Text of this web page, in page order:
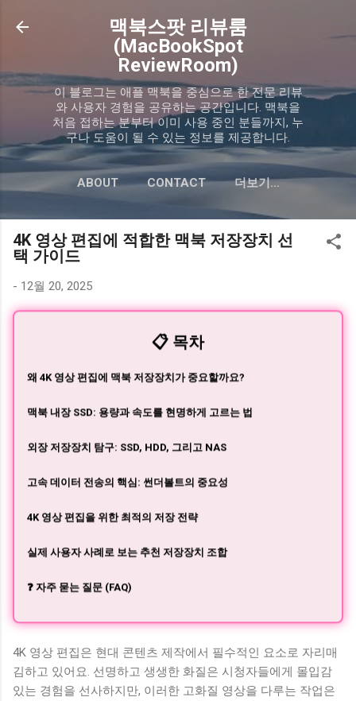
기본 콘텐츠로 건너뛰기
맥북스팟 리뷰룸
(MacBookSpot
ReviewRoom)
이 블로그는 애플 맥북을 중심으로 한 전문 리뷰
와 사용자 경험을 공유하는 공간입니다. 맥북을
처음 접하는 분부터 이미 사용 중인 분들까지, 누
구나 도움이 될 수 있는 정보를 제공합니다.
ABOUT CONTACT 더보기…
PRIVACY POLICY
4K 영상 편집에 적합한 맥북 저장장치 선
택 가이드
- 12월 20, 2025
📋 목차
왜 4K 영상 편집에 맥북 저장장치가 중요할까요?
맥북 내장 SSD: 용량과 속도를 현명하게 고르는 법
외장 저장장치 탐구: SSD, HDD, 그리고 NAS
고속 데이터 전송의 핵심: 썬더볼트의 중요성
4K 영상 편집을 위한 최적의 저장 전략
실제 사용자 사례로 보는 추천 저장장치 조합
❓ 자주 묻는 질문 (FAQ)
4K 영상 편집은 현대 콘텐츠 제작에서 필수적인 요소로 자리매
김하고 있어요. 선명하고 생생한 화질은 시청자들에게 몰입감
있는 경험을 선사하지만, 이러한 고화질 영상을 다루는 작업은